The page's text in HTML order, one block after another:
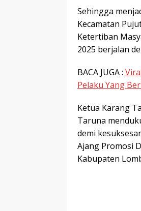
Sehingga
Kecamatan
Ketertiban
2025 berjalan
BACA JUGA :
Pelaku Yang
Ketua Karang
Taruna
demi
Ajang Promosi
Kabupaten